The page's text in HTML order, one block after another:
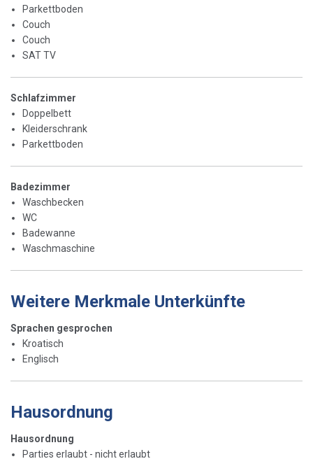
Parkettboden
Couch
Couch
SAT TV
Schlafzimmer
Doppelbett
Kleiderschrank
Parkettboden
Badezimmer
Waschbecken
WC
Badewanne
Waschmaschine
Weitere Merkmale Unterkünfte
Sprachen gesprochen
Kroatisch
Englisch
Hausordnung
Hausordnung
Parties erlaubt - nicht erlaubt